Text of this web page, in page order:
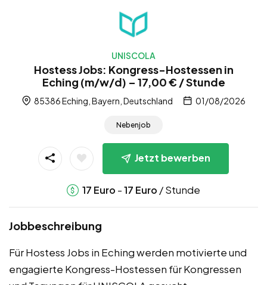
UNISCOLA
Hostess Jobs: Kongress-Hostessen in
Eching (m/w/d) – 17,00 € / Stunde
85386 Eching, Bayern, Deutschland 01/08/2026
Nebenjob
Jetzt bewerben
17 Euro -17 Euro / Stunde
Jobbeschreibung
Für Hostess Jobs in Eching werden motivierte und
engagierte Kongress-Hostessen für Kongressen